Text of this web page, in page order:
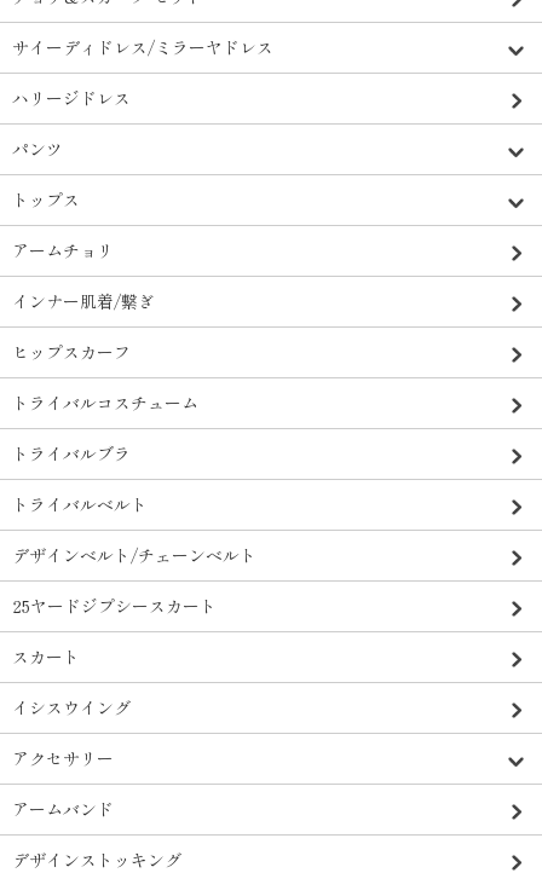
サイーディドレス/ミラーヤドレス
ハリージドレス
パンツ
トップス
アームチョリ
インナー肌着/繋ぎ
ヒップスカーフ
トライバルコスチューム
トライバルブラ
トライバルベルト
デザインベルト/チェーンベルト
25ヤードジプシースカート
スカート
イシスウイング
アクセサリー
アームバンド
デザインストッキング